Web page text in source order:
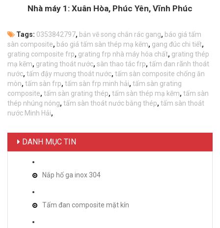
Nhà máy 1: Xuân Hòa, Phúc Yên, Vĩnh Phúc
Tags: 0353842797, bản vẽ song chắn rác gang, báo giá tấm
sàn composite, báo giá tấm sàn thép mạ kẽm, gang đúc chi tiết,
grating composite frp, grating frp nhà máy hóa chất, grating thép
mạ kẽm, grating thoát nước, sàn thao tác frp, tấm đan rãnh thoát
nước, tấm đậy mương thoát nước, tấm sàn composite chống ăn
mòn, tấm sàn frp, tấm sàn frp minh hải, tấm sàn grating
composite, tấm sàn grating thép, tấm sàn thép mạ kẽm, tấm sàn
thép nhúng nóng, tấm sàn thoát nước bằng thép, tấm sàn thoát
nước Minh Hải,
DANH MỤC TIN
Nắp hố ga inox 304
Tấm đan composite mặt kín